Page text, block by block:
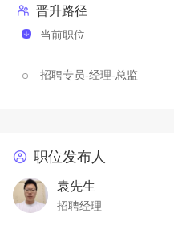
晋升路径
当前职位
招聘专员-经理-总监
职位发布人
袁先生
招聘经理